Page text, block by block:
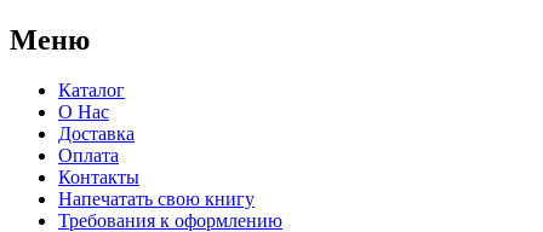
Меню
Каталог
О Нас
Доставка
Оплата
Контакты
Напечатать свою книгу
Требования к оформлению